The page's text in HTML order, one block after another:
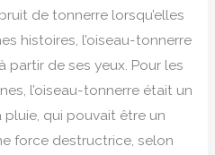
de tonnerre lorsqu’elles
histoires, l’oiseau-tonnerre
partir de ses yeux. Pour les
l’oiseau-tonnerre était un
qui pouvait être un
force destructrice, selon